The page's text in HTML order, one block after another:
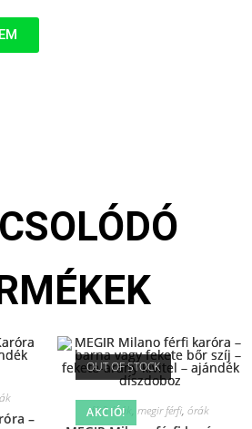
–
OUT OF STOCK
AKCIÓ!
férfi órák megir férfi, órák